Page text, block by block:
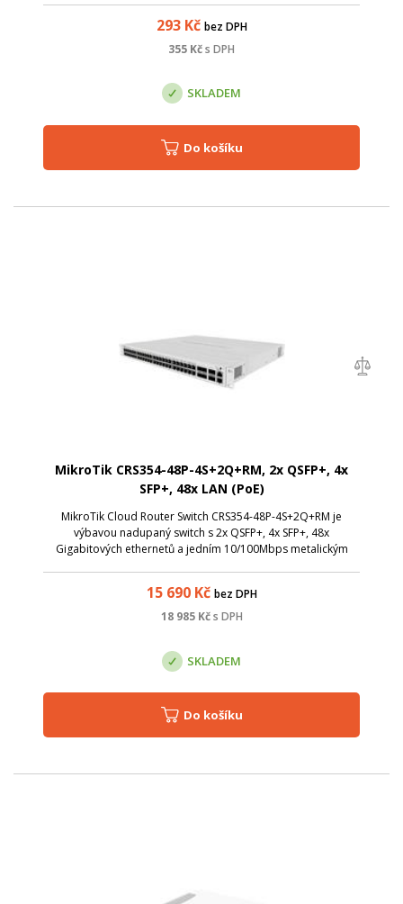
293Kč bez DPH
355 Kčs DPH
SKLADEM
Do košíku
MikroTik CRS354-48P-4S+2Q+RM, 2x QSFP+, 4x
SFP+, 48x LAN (PoE)
MikroTik Cloud Router Switch CRS354-48P-4S+2Q+RM je
výbavou nadupaný switch s 2x QSFP+, 4x SFP+, 48x
Gigabitových ethernetů a jedním 10/100Mbps metalickým
15 690Kč bez DPH
18 985Kč s DPH
SKLADEM
Do košíku